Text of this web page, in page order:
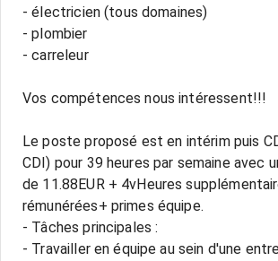
- électricien (tous domaines)
- plombier
- carreleur
Vos compétences nous intéressent!!!
Le poste proposé est en intérim puis
CDI) pour 39 heures par semaine avec
de 11.88EUR + 4vHeures
rémunérées+ primes équipe.
- Tâches principales :
- Travailler en équipe au sein d'une